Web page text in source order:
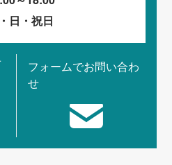
日・祝日
フォームでお問い合わ
せ